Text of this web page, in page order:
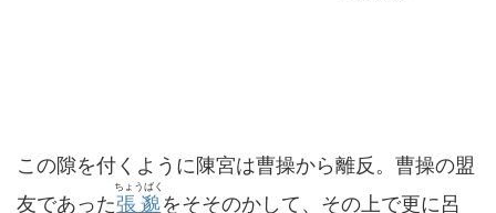
この隙を付くように陳宮は曹操から離反。曹操の盟
友であった張邈
ちょうばく
をそそのかして、その上で更に呂